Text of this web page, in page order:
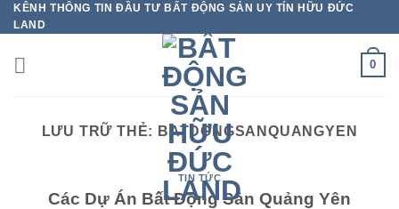
Bỏ
qua
nội
dung
KÊNH THÔNG TIN ĐẦU TƯ BẤT ĐỘNG SẢN UY TÍN HỮU ĐỨC
LAND
0
LƯU TRỮ THẺ: BATDONGSANQUANGYEN
TIN TỨC
Các Dự Án Bất Động Sản Quảng Yên